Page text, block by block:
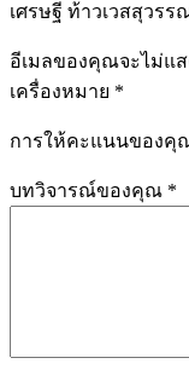
เศรษฐี ท้าวเวสสุวรร
อีเมลของคุณจะไม่แ
เครื่องหมาย *
การให้คะแนนของคุ
บทวิจารณ์ของคุณ *